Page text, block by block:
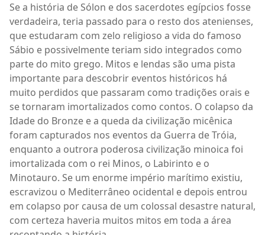
Se a história de Sólon e dos sacerdotes egípcios fosse
verdadeira, teria passado para o resto dos atenienses,
que estudaram com zelo religioso a vida do famoso
Sábio e possivelmente teriam sido integrados como
parte do mito grego. Mitos e lendas são uma pista
importante para descobrir eventos históricos há
muito perdidos que passaram como tradições orais e
se tornaram imortalizados como contos. O colapso da
Idade do Bronze e a queda da civilização micênica
foram capturados nos eventos da Guerra de Tróia,
enquanto a outrora poderosa civilização minoica foi
imortalizada com o rei Minos, o Labirinto e o
Minotauro. Se um enorme império marítimo existiu,
escravizou o Mediterrâneo ocidental e depois entrou
em colapso por causa de um colossal desastre natural,
com certeza haveria muitos mitos em toda a área